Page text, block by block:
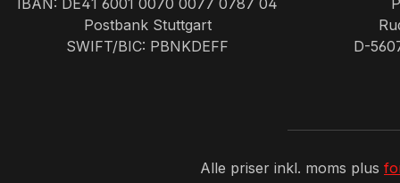
IBAN: DE41 6001 0070 0077 0787 04
Postbank Stuttgart
SWIFT/BIC: PBNKDEFF
D-
Alle priser inkl. moms plus